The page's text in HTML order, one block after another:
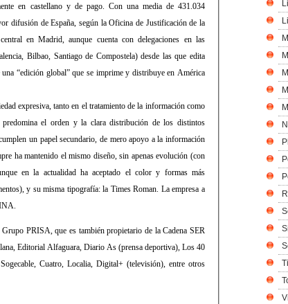
en castellano y de pago. Con una media de 431.034
difusión de España, según la Oficina de Justificación de la
en Madrid, aunque cuenta con delegaciones en las
Bilbao, Santiago de Compostela) desde las que edita
“edición global” que se imprime y distribuye en América
expresiva, tanto en el tratamiento de la información como
el orden y la clara distribución de los distintos
un papel secundario, de mero apoyo a la información
ha mantenido el mismo diseño, sin apenas evolución (con
en la actualidad ha aceptado el color y formas más
y su misma tipografía: la Times Roman. La empresa a
PRISA, que es también propietario de la Cadena SER
Editorial Alfaguara, Diario As (prensa deportiva), Los 40
Cuatro, Localia, Digital+ (televisión), entre otros